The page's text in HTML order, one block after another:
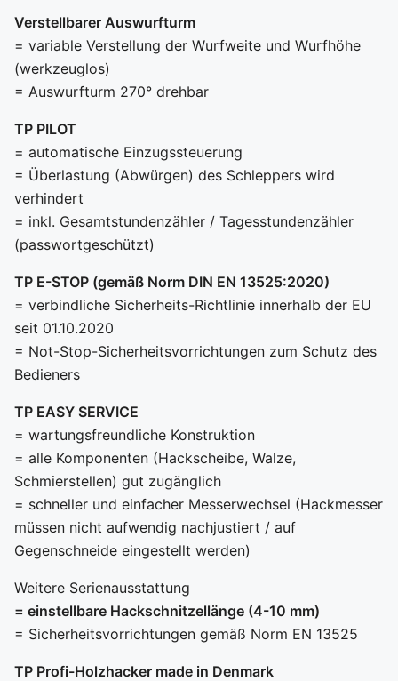
Verstellbarer Auswurfturm
= variable Verstellung der Wurfweite und Wurfhöhe
(werkzeuglos)
= Auswurfturm 270° drehbar
TP PILOT
= automatische Einzugssteuerung
= Überlastung (Abwürgen) des Schleppers wird
verhindert
= inkl. Gesamtstundenzähler / Tagesstundenzähler
(passwortgeschützt)
TP E-STOP (gemäß Norm DIN EN 13525:2020)
= verbindliche Sicherheits-Richtlinie innerhalb der EU
seit 01.10.2020
= Not-Stop-Sicherheitsvorrichtungen zum Schutz des
Bedieners
TP EASY SERVICE
= wartungsfreundliche Konstruktion
= alle Komponenten (Hackscheibe, Walze,
Schmierstellen) gut zugänglich
= schneller und einfacher Messerwechsel (Hackmesser
müssen nicht aufwendig nachjustiert / auf
Gegenschneide eingestellt werden)
Weitere Serienausstattung
= einstellbare Hackschnitzellänge (4-10 mm)
= Sicherheitsvorrichtungen gemäß Norm EN 13525
TP Profi-Holzhacker made in Denmark